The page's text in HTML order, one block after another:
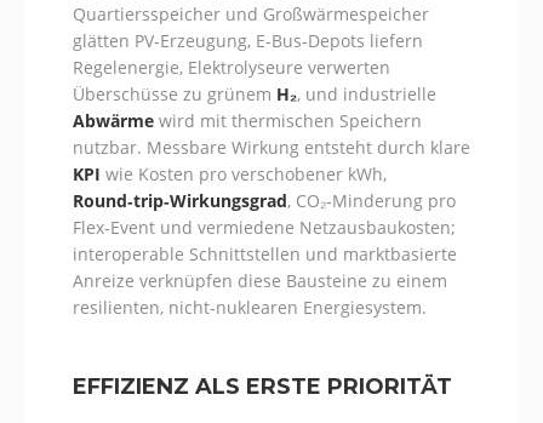
Quartiersspeicher und Großwärmespeicher
glätten PV‑Erzeugung, E‑Bus‑Depots liefern
Regelenergie, Elektrolyseure verwerten
Überschüsse zu grünem H₂, und industrielle
Abwärme wird mit thermischen Speichern
nutzbar. Messbare Wirkung entsteht durch klare
KPI wie Kosten pro verschobener kWh,
Round‑trip‑Wirkungsgrad, CO₂‑Minderung pro
Flex‑Event und vermiedene Netzausbaukosten;
interoperable Schnittstellen und marktbasierte
Anreize verknüpfen diese Bausteine zu einem
resilienten, nicht‑nuklearen Energiesystem.
EFFIZIENZ ALS ERSTE PRIORITÄT